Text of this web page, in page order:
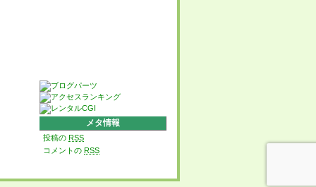
メタ情報
投稿の RSS
コメントの RSS